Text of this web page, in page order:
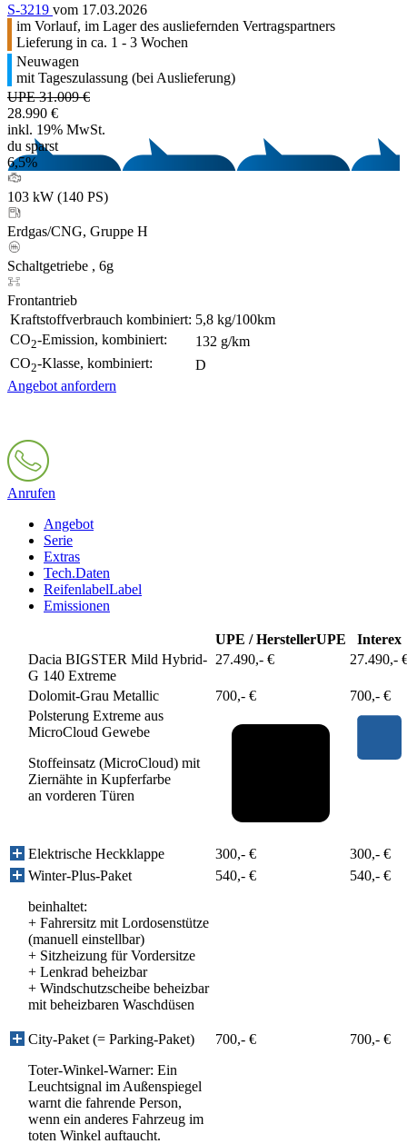
S-3219 vom 17.03.2026
im Vorlauf, im Lager des ausliefernden Vertragspartners
Lieferung in ca. 1 - 3 Wochen
Neuwagen
mit Tageszulassung (bei Auslieferung)
UPE 31.009 €
28.990 €
inkl. 19% MwSt.
du sparst
6,5%
103 kW (140 PS)
Erdgas/CNG, Gruppe H
Schaltgetriebe , 6g
Frontantrieb
Kraftstoffverbrauch kombiniert: 5,8 kg/100km
CO2-Emission, kombiniert:
132 g/km
CO2-Klasse, kombiniert:
D
Angebot anfordern
Anrufen
Angebot
Serie
Extras
Tech.Daten
ReifenlabelLabel
Emissionen
UPE / HerstellerUPE
Interex
Dacia BIGSTER Mild Hybrid-
G 140 Extreme
27.490,- € 27.490,-
Dolomit-Grau Metallic 700,- €
700,- €
Polsterung Extreme aus
MicroCloud Gewebe
Stoffeinsatz (MicroCloud) mit
Ziernähte in Kupferfarbe
an vorderen Türen
Elektrische Heckklappe 300,- €
300,- €
Winter-Plus-Paket
beinhaltet:
+ Fahrersitz mit Lordosenstütze
(manuell einstellbar)
+ Sitzheizung für Vordersitze
+ Lenkrad beheizbar
+ Windschutzscheibe beheizbar
mit beheizbaren Waschdüsen
540,- € 540,- €
City-Paket (= Parking-Paket)
Toter-Winkel-Warner: Ein
Leuchtsignal im Außenspiegel
warnt die fahrende Person,
wenn ein anderes Fahrzeug im
toten Winkel auftaucht.
700,- € 700,- €